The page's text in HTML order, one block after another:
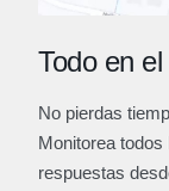
Todo en
No pierdas
Monitorea
respuestas